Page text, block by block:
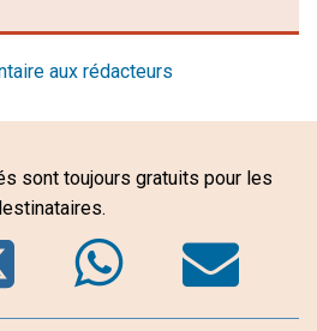
aux rédacteurs
sont toujours gratuits pour les
Twitter